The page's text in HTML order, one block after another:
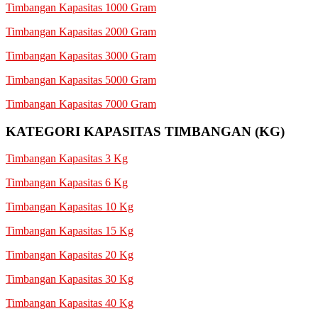
Timbangan Kapasitas 1000 Gram
Timbangan Kapasitas 2000 Gram
Timbangan Kapasitas 3000 Gram
Timbangan Kapasitas 5000 Gram
Timbangan Kapasitas 7000 Gram
KATEGORI KAPASITAS TIMBANGAN (KG)
Timbangan Kapasitas 3 Kg
Timbangan Kapasitas 6 Kg
Timbangan Kapasitas 10 Kg
Timbangan Kapasitas 15 Kg
Timbangan Kapasitas 20 Kg
Timbangan Kapasitas 30 Kg
Timbangan Kapasitas 40 Kg